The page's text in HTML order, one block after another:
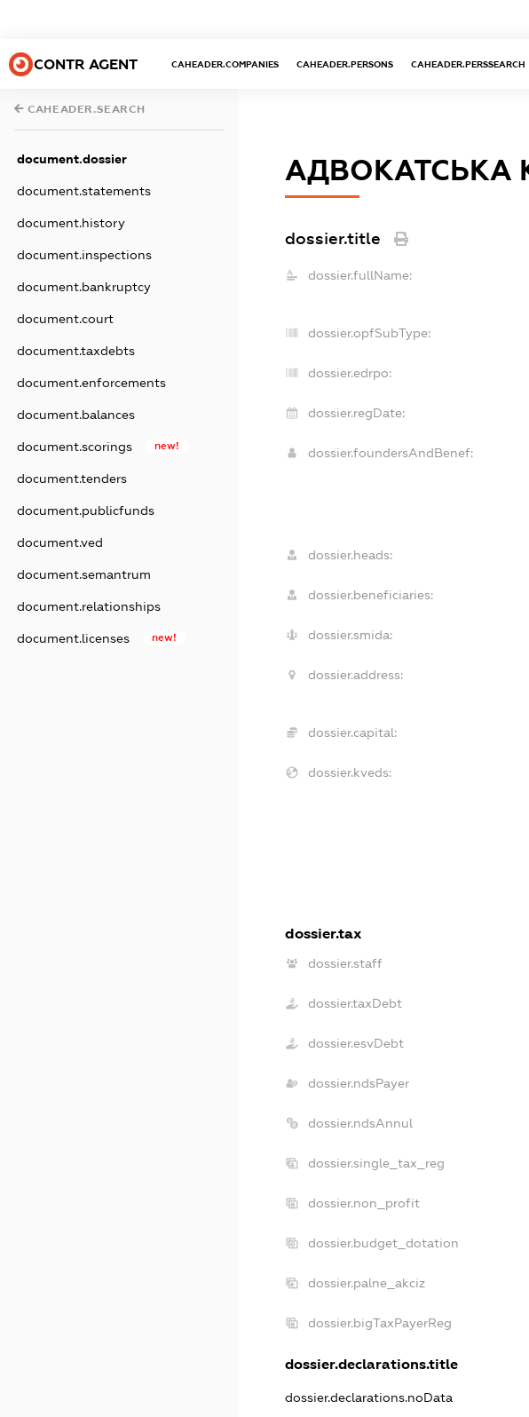
CONTR AGENT CAHEADER.COMPANIES CAHEADER.PERSONS CAHEADER.PERSSEARCH
CAHEADER.SEARCH
document.dossier
document.statements
document.history
document.inspections
document.bankruptcy
document.court
document.taxdebts
document.enforcements
document.balances
document.scorings new!
document.tenders
document.publicfunds
document.ved
document.semantrum
document.relationships
document.licenses new!
АДВОКАТСЬКА
dossier.title
dossier.fullName:
dossier.opfSubType:
dossier.edrpo:
dossier.regDate:
dossier.foundersAndBenef:
dossier.heads:
dossier.beneficiaries:
dossier.smida:
dossier.address:
dossier.capital:
dossier.kveds:
dossier.tax
dossier.staff
dossier.taxDebt
dossier.esvDebt
dossier.ndsPayer
dossier.ndsAnnul
dossier.single_tax_reg
dossier.non_profit
dossier.budget_dotation
dossier.palne_akciz
dossier.bigTaxPayerReg
dossier.declarations.title
dossier.declarations.noData